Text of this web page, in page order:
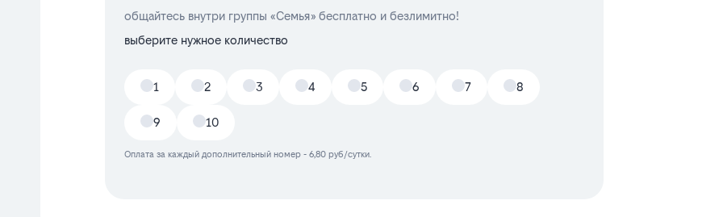
общайтесь внутри группы «Семья» бесплатно и безлимитно!
выберите нужное количество
1 2 3 4 5 6 7 8
9 10
Оплата за каждый дополнительный номер - 6,80 руб/сутки.